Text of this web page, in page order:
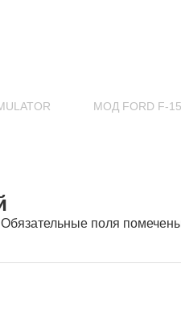
МОД FORD F-
Обязательные поля